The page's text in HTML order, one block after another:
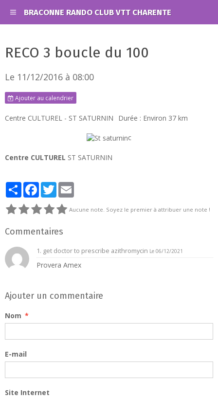
BRACONNE RANDO CLUB VTT CHARENTE
RECO 3 boucle du 100
Le 11/12/2016 à 08:00
Ajouter au calendrier
Centre CULTUREL - ST SATURNIN Durée : Environ 37 km
c
Centre CULTUREL ST SATURNIN
PartagerFacebook
Twitter
Aucune note. Soyez le premier à attribuer une note !
Commentaires
1. get doctor to prescribe azithromycin Le 06/12/2021
Provera Amex
Ajouter un commentaire
Nom
E-mail
Site Internet